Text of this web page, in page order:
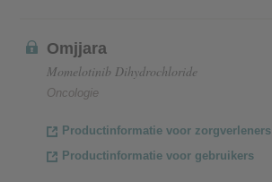
Omjjara
Momelotinib Dihydrochloride
Oncologie
Productinformatie voor zorgverleners
Productinformatie voor gebruikers